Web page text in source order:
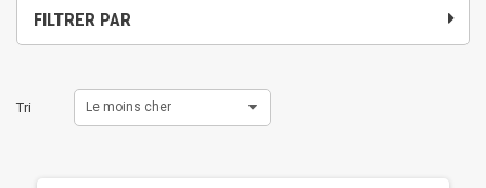
FILTRER PAR
Tri Le moins cher